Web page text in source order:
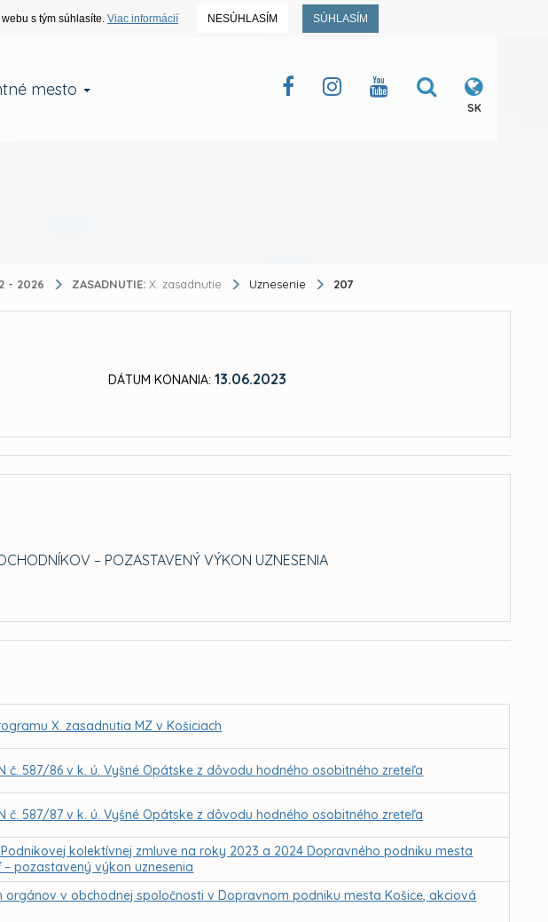
s tým súhlasíte. Viac informácií NESÚHLASÍM SÚHLASÍM
mesto
SK
- 2026 ZASADNUTIE: X. zasadnutie Uznesenie 207
DÁTUM KONANIA: 13.06.2023
– POZASTAVENÝ VÝKON UZNESENIA
X. zasadnutia MZ v Košiciach
č. 587/86 v k. ú. Vyšné Opátske z dôvodu hodného osobitného zreteľa
č. 587/87 v k. ú. Vyšné Opátske z dôvodu hodného osobitného zreteľa
kolektívnej zmluve na roky 2023 a 2024 Dopravného podniku mesta
pozastavený výkon uznesenia
orgánov v obchodnej spoločnosti v Dopravnom podniku mesta Košice, akciová